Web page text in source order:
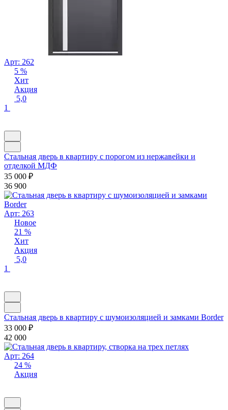
Арт: 262
5 %
Хит
Акция
5,0
1
Стальная дверь в квартиру с порогом из нержавейки и
отделкой МДФ
35 000 ₽
36 900
Арт: 263
Новое
21 %
Хит
Акция
5,0
1
Стальная дверь в квартиру с шумоизоляцией и замками Border
33 000 ₽
42 000
Арт: 264
24 %
Акция